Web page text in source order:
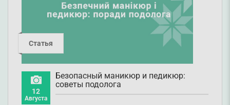
Статья
12
Августа
Безопасный маникюр и педикюр:
советы подолога